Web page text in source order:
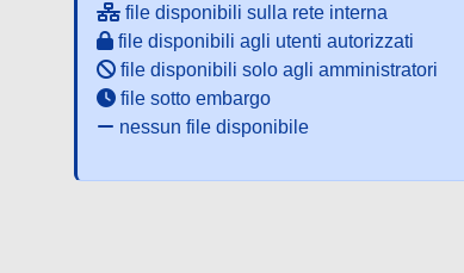
file disponibili sulla rete interna
file disponibili agli utenti autorizzati
file disponibili solo agli amministratori
file sotto embargo
nessun file disponibile